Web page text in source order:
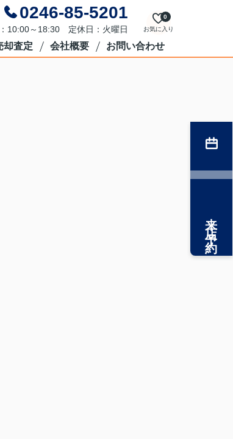
0246-85-5201
10:00～18:30 定休日：火曜日 お気に入り
0
却査定 会社概要 お問い合わせ
来店予約